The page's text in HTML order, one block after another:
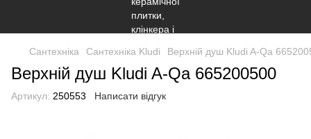
Сантехніка Сантехніка Kludi Верхній душ Kludi A-Qa
Верхній душ Kludi A-Qa 665200500
Артикул: 250553 Написати відгук